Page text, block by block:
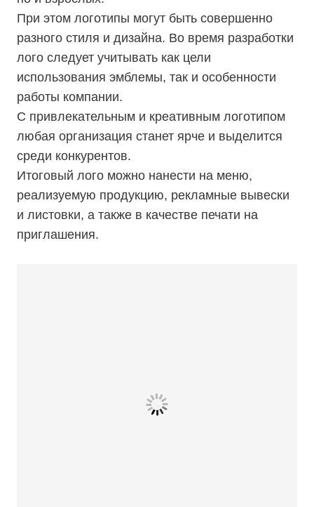
При этом логотипы могут быть совершенно
разного стиля и дизайна. Во время разработки
лого следует учитывать как цели
использования эмблемы, так и особенности
работы компании.
С привлекательным и креативным логотипом
любая организация станет ярче и выделится
среди конкурентов.
Итоговый лого можно нанести на меню,
реализуемую продукцию, рекламные вывески
и листовки, а также в качестве печати на
приглашения.